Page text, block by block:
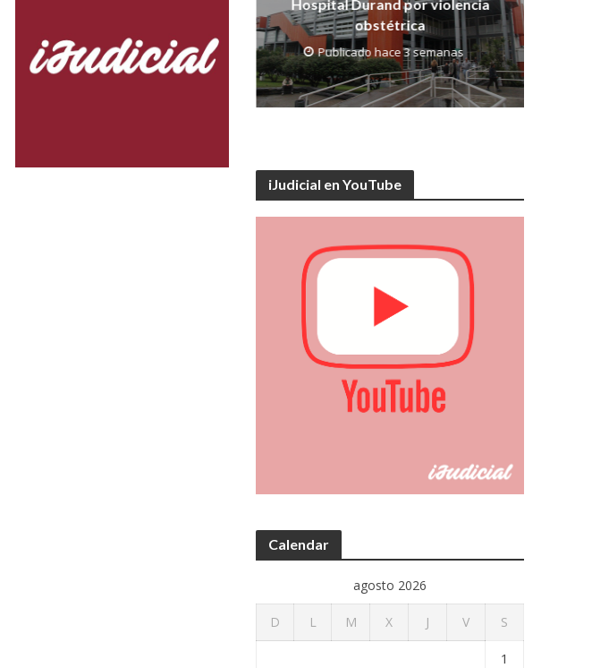
Hospital Durand por violencia
obstétrica
Publicado hace 3 semanas
iJudicial en YouTube
Calendar
agosto 2026
D L M X J V S
1